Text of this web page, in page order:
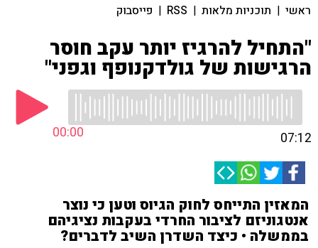
ראשי | תוכניות מלאות |
RSS
| פייסבוק
"התחיל להרגיז יותר עקב חוסר
הרגישות של גולדקנופף וגפני"
00:00 07:12
המאזין התייחס לחוק הגיוס וטען כי נוצר
אנטגוניזם לציבור החרדי בעקבות נציגיהם
בממשלה • כיצד השדרן השיב לדברים?